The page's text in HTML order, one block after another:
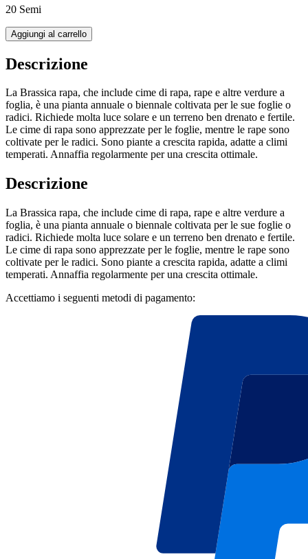
20 Semi
Aggiungi al carrello
Descrizione
La Brassica rapa, che include cime di rapa, rape e altre verdure a
foglia, è una pianta annuale o biennale coltivata per le sue foglie o
radici. Richiede molta luce solare e un terreno ben drenato e fertile.
Le cime di rapa sono apprezzate per le foglie, mentre le rape sono
coltivate per le radici. Sono piante a crescita rapida, adatte a climi
temperati. Annaffia regolarmente per una crescita ottimale.
Descrizione
La Brassica rapa, che include cime di rapa, rape e altre verdure a
foglia, è una pianta annuale o biennale coltivata per le sue foglie o
radici. Richiede molta luce solare e un terreno ben drenato e fertile.
Le cime di rapa sono apprezzate per le foglie, mentre le rape sono
coltivate per le radici. Sono piante a crescita rapida, adatte a climi
temperati. Annaffia regolarmente per una crescita ottimale.
Accettiamo i seguenti metodi di pagamento: